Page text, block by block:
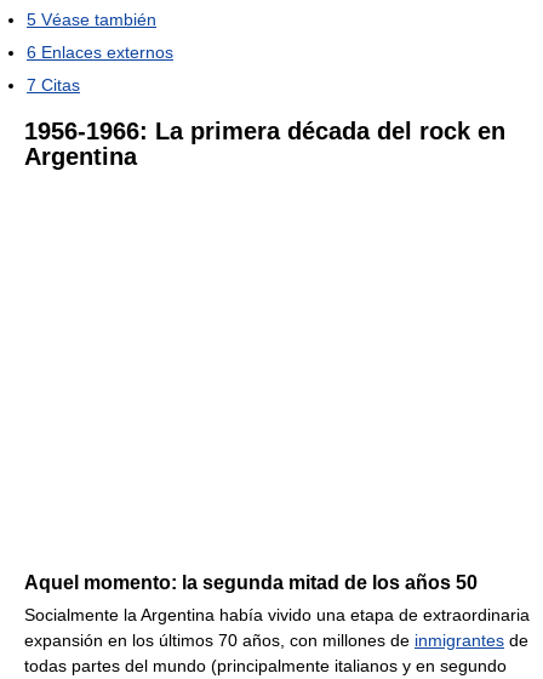
5 Véase también
6 Enlaces externos
7 Citas
1956-1966: La primera década del rock en
Argentina
Aquel momento: la segunda mitad de los años 50
Socialmente la Argentina había vivido una etapa de extraordinaria
expansión en los últimos 70 años, con millones de inmigrantes de
todas partes del mundo (principalmente italianos y en segundo